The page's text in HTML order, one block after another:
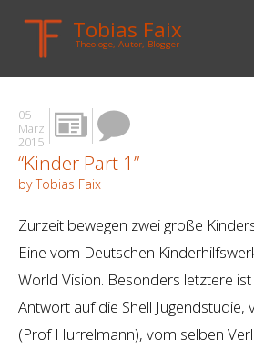
Tobias Faix
Theologe, Autor, Blogger
HOME
BLOG
BIOGRAPHIE
MEDIEN
05
März
2015
“Kinder Part 1”
by Tobias Faix
Zurzeit bewegen zwei große
Eine vom Deutschen
World Vision. Besonders letztere
Antwort auf die Shell
(Prof Hurrelmann), vom selben